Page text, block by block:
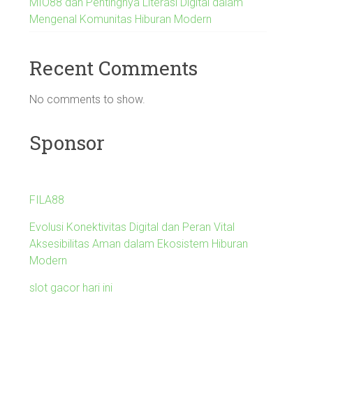
Mengenal Komunitas Hiburan Modern
Recent Comments
No comments to show.
Sponsor
FILA88
Evolusi Konektivitas Digital dan Peran Vital
Aksesibilitas Aman dalam Ekosistem Hiburan
Modern
slot gacor hari ini